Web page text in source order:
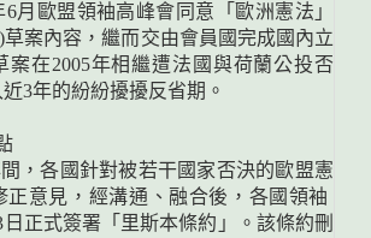
6月歐盟領袖高峰會同意「歐洲憲法」
草案內容，繼而交由會員國完成國內立
案在2005年相繼遭法國與荷蘭公投否
3年的紛紛擾擾反省期。
，各國針對被若干國家否決的歐盟憲
正意見，經溝通、融合後，各國領袖
日正式簽署「里斯本條約」。該條約刪